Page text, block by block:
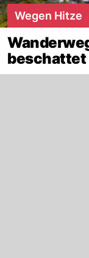
Wegen Hitze
beschattet